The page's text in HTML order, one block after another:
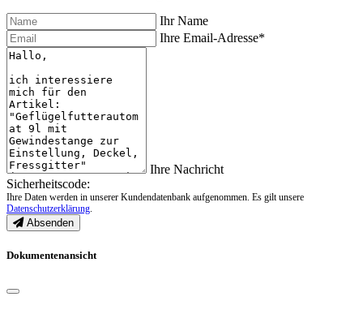
Ihr Name
Ihre Email-Adresse*
Ihre Nachricht
Sicherheitscode:
Ihre Daten werden in unserer Kundendatenbank aufgenommen. Es gilt unsere
Datenschutzerklärung.
Absenden
Dokumentenansicht